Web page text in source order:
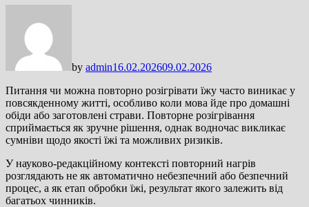
by admin16.02.202609.02.2026
Питання чи можна повторно розігрівати їжу часто виникає у
повсякденному житті, особливо коли мова йде про домашні
обіди або заготовлені страви. Повторне розігрівання
сприймається як зручне рішення, однак водночас викликає
сумніви щодо якості їжі та можливих ризиків.
У науково-редакційному контексті повторний нагрів
розглядають не як автоматично небезпечний або безпечний
процес, а як етап обробки їжі, результат якого залежить від
багатьох чинників.